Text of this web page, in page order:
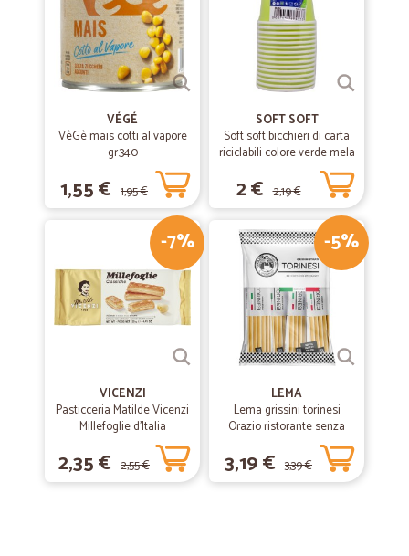
VÉGÉ
VèGè mais cotti al vapore
gr.340
1,55 € 1,95 €
SOFT SOFT
Soft soft bicchieri di carta
riciclabili colore verde mela
2 € 2,19 €
-7%
VICENZI
Pasticceria Matilde Vicenzi
Millefoglie d'Italia
Classiche 125 gr.
2,35 € 2,55 €
-5%
LEMA
Lema grissini torinesi
Orazio ristorante senza
olio di palma x30 gr.450
3,19 € 3,39 €